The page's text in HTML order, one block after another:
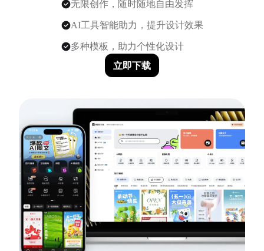
无限创作，随时随地自由发挥
AI工具智能助力，提升设计效果
多种模板，助力个性化设计
立即下载